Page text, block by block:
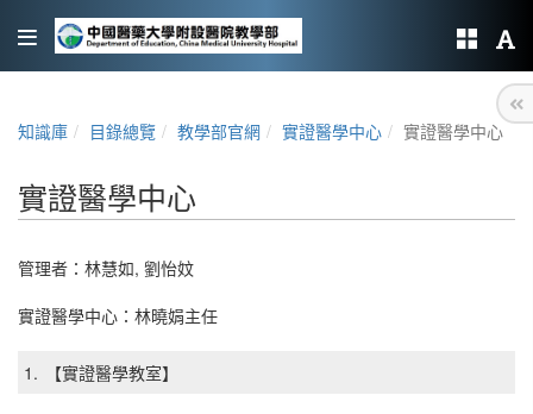
知識庫 目錄總覽 教學部官網 實證醫學中心 實證醫學中心
實證醫學中心
管理者： 林慧如, 劉怡妏
實證醫學中心：林曉娟主任
1. 【實證醫學教室】